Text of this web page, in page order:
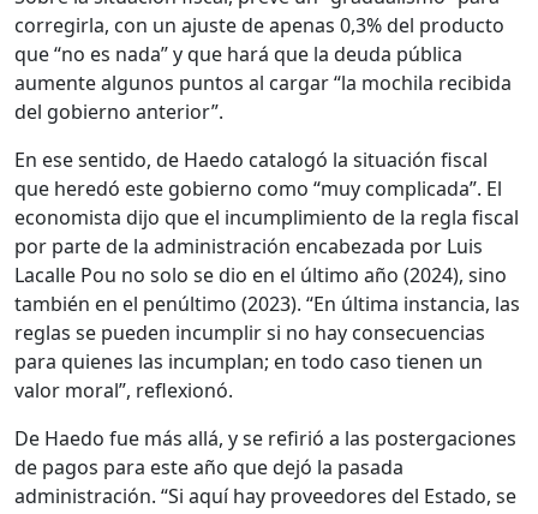
corregirla, con un ajuste de apenas 0,3% del producto
que “no es nada” y que hará que la deuda pública
aumente algunos puntos al cargar “la mochila recibida
del gobierno anterior”.
En ese sentido, de Haedo catalogó la situación fiscal
que heredó este gobierno como “muy complicada”. El
economista dijo que el incumplimiento de la regla fiscal
por parte de la administración encabezada por Luis
Lacalle Pou no solo se dio en el último año (2024), sino
también en el penúltimo (2023). “En última instancia, las
reglas se pueden incumplir si no hay consecuencias
para quienes las incumplan; en todo caso tienen un
valor moral”, reflexionó.
De Haedo fue más allá, y se refirió a las postergaciones
de pagos para este año que dejó la pasada
administración. “Si aquí hay proveedores del Estado, se